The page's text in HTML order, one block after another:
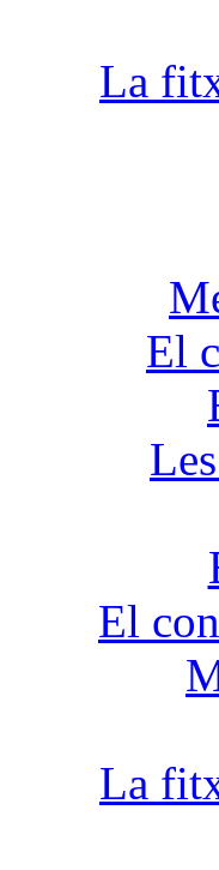
La
El
El
La